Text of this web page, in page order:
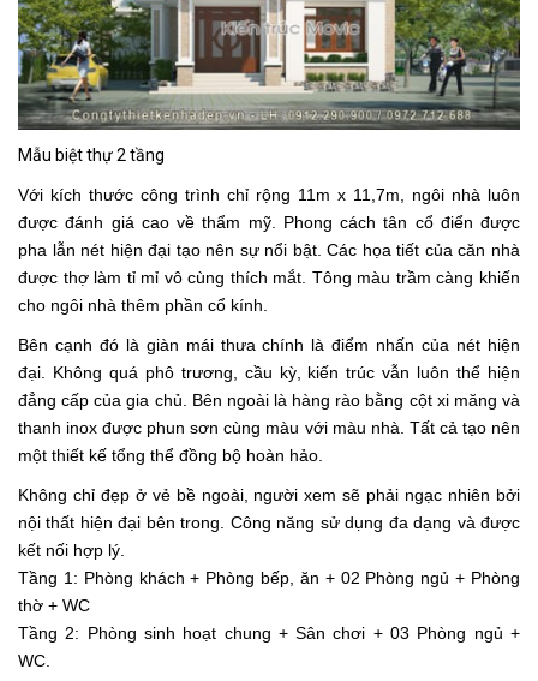
Mẫu biệt thự 2 tầng
Với kích thước công trình chỉ rộng 11m x 11,7m, ngôi nhà luôn
được đánh giá cao về thẩm mỹ. Phong cách tân cổ điển được
pha lẫn nét hiện đại tạo nên sự nổi bật. Các họa tiết của căn nhà
được thợ làm tỉ mỉ vô cùng thích mắt. Tông màu trầm càng khiến
cho ngôi nhà thêm phần cổ kính.
Bên cạnh đó là giàn mái thưa chính là điểm nhấn của nét hiện
đại. Không quá phô trương, cầu kỳ, kiến trúc vẫn luôn thể hiện
đẳng cấp của gia chủ. Bên ngoài là hàng rào bằng cột xi măng và
thanh inox được phun sơn cùng màu với màu nhà. Tất cả tạo nên
một thiết kế tổng thể đồng bộ hoàn hảo.
Không chỉ đẹp ở vẻ bề ngoài, người xem sẽ phải ngạc nhiên bởi
nội thất hiện đại bên trong. Công năng sử dụng đa dạng và được
kết nối hợp lý.
Tầng 1: Phòng khách + Phòng bếp, ăn + 02 Phòng ngủ + Phòng
thờ + WC
Tầng 2: Phòng sinh hoạt chung + Sân chơi + 03 Phòng ngủ +
WC.